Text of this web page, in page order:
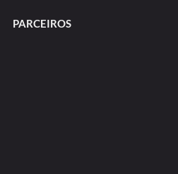
PARCEIROS